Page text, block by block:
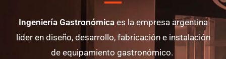
Ingeniería Gastronómicaes la empresa argentina
líder en diseño, desarrollo, fabricación e instalación
de equipamiento gastronómico.